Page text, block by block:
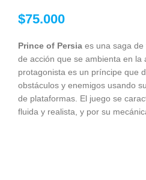
$75.000
Prince of Persia es una saga
de acción que se ambienta en la
protagonista es un príncipe que
obstáculos y enemigos usando
de plataformas. El juego se
fluida y realista, y por su